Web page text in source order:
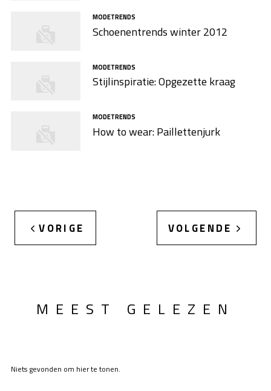
MODETRENDS
Schoenentrends winter 2012
MODETRENDS
Stijlinspiratie: Opgezette kraag
MODETRENDS
How to wear: Paillettenjurk
VORIGE VOLGENDE
MEEST GELEZEN
Niets gevonden om hier te tonen.